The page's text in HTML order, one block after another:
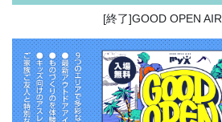
[終了]GOOD OPEN